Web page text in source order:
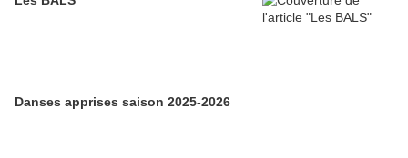
Danses apprises saison 2025-2026